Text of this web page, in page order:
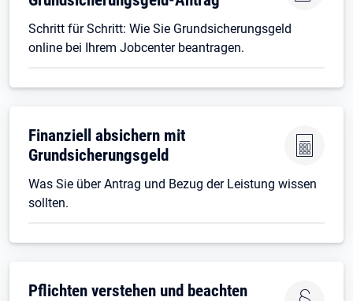
Schritt für Schritt: Wie Sie Grundsicherungsgeld
online bei Ihrem Jobcenter beantragen.
Finanziell absichern mit
Grundsicherungsgeld
Was Sie über Antrag und Bezug der Leistung wissen
sollten.
Pflichten verstehen und beachten